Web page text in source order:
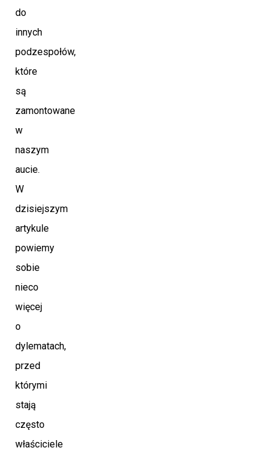
do
innych
podzespołów,
które
są
zamontowane
w
naszym
aucie.
W
dzisiejszym
artykule
powiemy
sobie
nieco
więcej
o
dylematach,
przed
którymi
stają
często
właściciele